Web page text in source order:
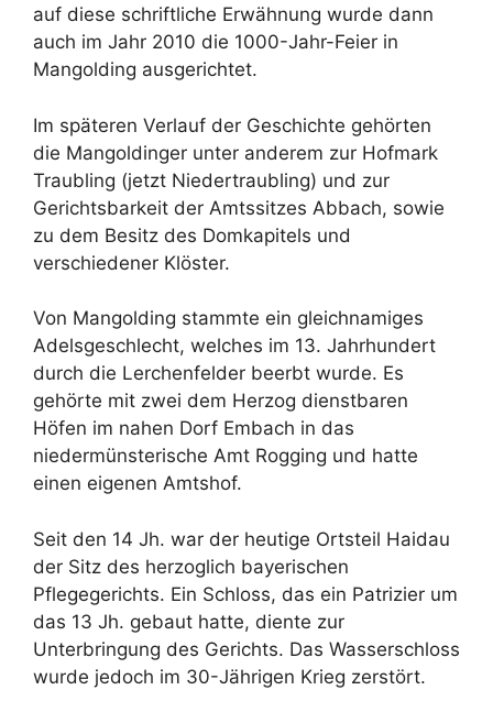
auf diese schriftliche Erwähnung wurde dann
auch im Jahr 2010 die 1000-Jahr-Feier in
Mangolding ausgerichtet.
Im späteren Verlauf der Geschichte gehörten
die Mangoldinger unter anderem zur Hofmark
Traubling (jetzt Niedertraubling) und zur
Gerichtsbarkeit der Amtssitzes Abbach, sowie
zu dem Besitz des Domkapitels und
verschiedener Klöster.
Von Mangolding stammte ein gleichnamiges
Adelsgeschlecht, welches im 13. Jahrhundert
durch die Lerchenfelder beerbt wurde. Es
gehörte mit zwei dem Herzog dienstbaren
Höfen im nahen Dorf Embach in das
niedermünsterische Amt Rogging und hatte
einen eigenen Amtshof.
Seit den 14 Jh. war der heutige Ortsteil Haidau
der Sitz des herzoglich bayerischen
Pflegegerichts. Ein Schloss, das ein Patrizier um
das 13 Jh. gebaut hatte, diente zur
Unterbringung des Gerichts. Das Wasserschloss
wurde jedoch im 30-Jährigen Krieg zerstört.